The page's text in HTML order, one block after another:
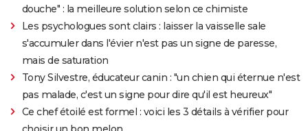
douche" : la meilleure solution selon ce chimiste
Les psychologues sont clairs : laisser la vaisselle sale
s'accumuler dans l'évier n'est pas un signe de paresse,
mais de saturation
Tony Silvestre, éducateur canin : "un chien qui éternue n'est
pas malade, c'est un signe pour dire qu'il est heureux"
Ce chef étoilé est formel : voici les 3 détails à vérifier pour